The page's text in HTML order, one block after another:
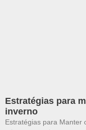
Estratégias para
inverno
Estratégias para Manter